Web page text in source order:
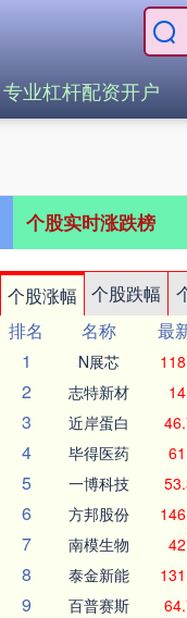
专业杠杆配资开户
个股实时涨跌榜
个股涨幅 个股跌幅
排名
名称 最
1
N展芯
2 志特新材
3 近岸蛋白
4 毕得医药
5 一博科技
6 方邦股份
7 南模生物
8 泰金新能
9 百普赛斯